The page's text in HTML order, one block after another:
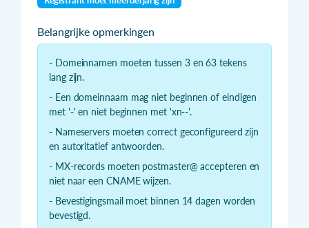
Belangrijke opmerkingen
- Domeinnamen moeten tussen 3 en 63 tekens
lang zijn.
- Een domeinnaam mag niet beginnen of eindigen
met '-' en niet beginnen met 'xn--'.
- Nameservers moeten correct geconfigureerd zijn
en autoritatief antwoorden.
- MX-records moeten postmaster@ accepteren en
niet naar een CNAME wijzen.
- Bevestigingsmail moet binnen 14 dagen worden
bevestigd.